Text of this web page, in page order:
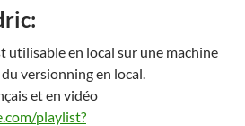
utilisable en local sur une machine
versionning en local.
et en vidéo
playlist?